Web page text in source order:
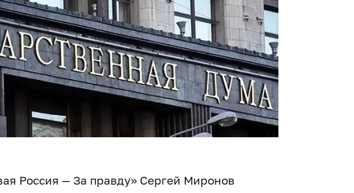
Россия — За правду» Сергей Миронов